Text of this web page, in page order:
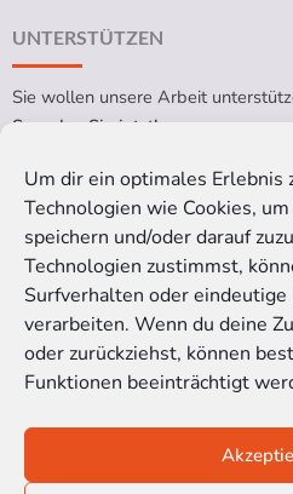
Um dir ein optimales
Technologien wie Cookies,
speichern und/oder darauf
Technologien zustimmst,
Surfverhalten oder
verarbeiten. Wenn du deine
oder zurückziehst, können
Funktionen beeinträchtigt
UNTERSTÜTZEN
Sie wollen unsere Arbeit
Spenden Sie jetzt!
RECHTLICHES
Impressum
Datenschutzerklärung
Cookie-Richtlinie (EU)
Satzung der Kinoblindgänger
© 2016-2026 Kinoblindgänger